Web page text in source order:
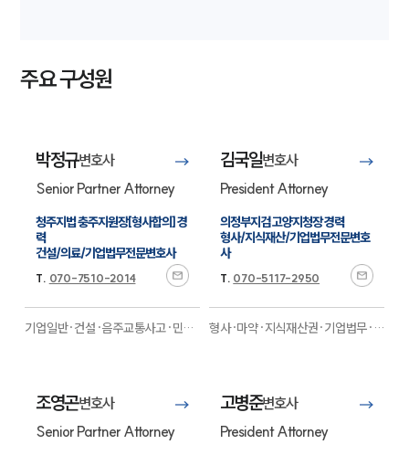
주요 구성원
박정규변호사
Senior Partner Attorney
청주지법 충주지원장[형사합의] 경
력
건설/의료/기업법무전문변호사
T. 070-7510-2014
기업일반·건설·음주교통사고·민사·
김국일변호사
President Attorney
의정부지검 고양지청장 경력
형사/지식재산/기업법무전문변호
사
T. 070-5117-2950
형사·마약·지식재산권·기업법무·학
조영곤변호사
Senior Partner Attorney
고병준변호사
President Attorney